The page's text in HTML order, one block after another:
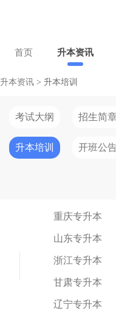
首页 升本资讯
升本资讯 > 升本培训
考试大纲 招生简
升本培训 开班公
重庆专升本
山东专升本
浙江专升本
甘肃专升本
辽宁专升本